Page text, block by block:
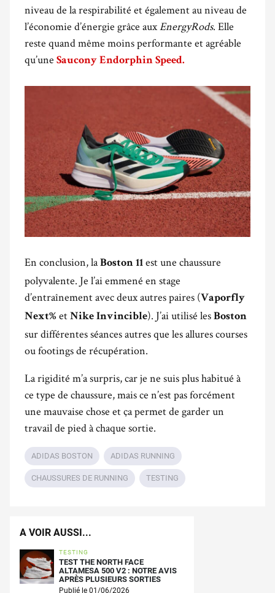
niveau de la respirabilité et également au niveau de
l’économie d’énergie grâce auxEnergyRods. Elle
reste quand même moins performante et agréable
qu’une Saucony Endorphin Speed.
En conclusion, laBoston 11 est une chaussure
polyvalente. Je l’ai emmené en stage
d’entraînement avec deux autres paires (Vaporfly
Next% et Nike Invincible). J’ai utilisé les Boston
sur différentes séances autres que les allures courses
ou footings de récupération.
La rigidité m’a surpris, car je ne suis plus habitué à
ce type de chaussure, mais ce n’est pas forcément
une mauvaise chose et ça permet de garder un
travail de pied à chaque sortie.
ADIDAS BOSTON ADIDAS RUNNING
CHAUSSURES DE RUNNING TESTING
A VOIR AUSSI...
TESTING
TEST THE NORTH FACE
ALTAMESA 500 V2 : NOTRE AVIS
APRÈS PLUSIEURS SORTIES
Publié le 01/06/2026